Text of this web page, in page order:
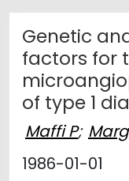
Genetic
factors for
of type 1
Maffi P;
1986-01-01